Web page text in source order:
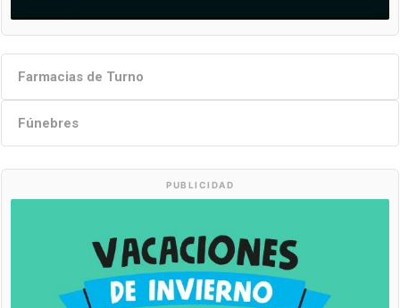
Farmacias de Turno
Fúnebres
PUBLICIDAD